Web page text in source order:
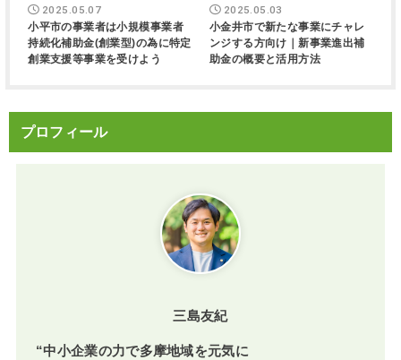
2025.05.07
小平市の事業者は小規模事業者
持続化補助金(創業型)の為に特定
創業支援等事業を受けよう
2025.05.03
小金井市で新たな事業にチャレ
ンジする方向け｜新事業進出補
助金の概要と活用方法
プロフィール
三島友紀
“中小企業の力で多摩地域を元気に